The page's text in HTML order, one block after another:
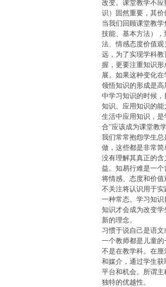
改变。课堂教学不
识）固然重要，其价
当我们回顾课堂教
技能、基本方法）
法、情感态度价值
远，为了实现学科
握，更要注重知识
展。如果这种变化
领悟知识的形成是
中学习知识的时候
知识、应用知识的
生活中应用知识，
合”应该成为课堂教
我们常常抱怨学生
做，这些都是非常
没有理解其真正的
益。知易行难是一个
将情感、态度和价
不关注将认识用于
一种常态。学习知
知识才会成为改变
新的理念。
习惯于说自己是语
一个教师都是儿童
不是在教学科。在
和媒介，通过学生
平台和机会。所谓
独特的优越性。